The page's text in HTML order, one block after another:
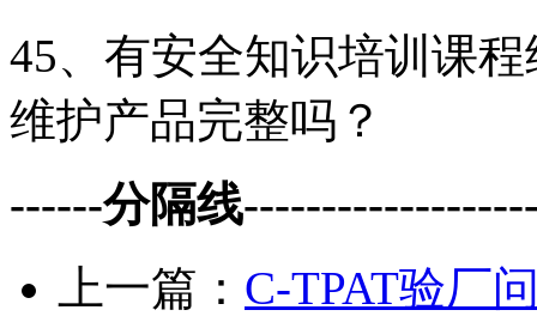
45、有安全知识培训课
维护产品完整吗？
------分隔线
上一篇： C-TPAT验厂